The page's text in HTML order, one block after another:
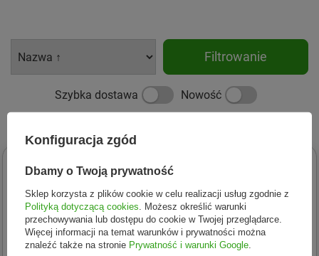
Filtrowanie
Szybka dostawa Nowość
Konfiguracja zgód
Dbamy o Twoją prywatność
Sklep korzysta z plików cookie w celu realizacji usług zgodnie z
Polityką dotyczącą cookies . Możesz określić warunki
przechowywania lub dostępu do cookie w Twojej przeglądarce.
Więcej informacji na temat warunków i prywatności można
znaleźć także na stronie Prywatność i warunki Google